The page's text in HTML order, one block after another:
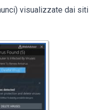
visualizzate dai siti